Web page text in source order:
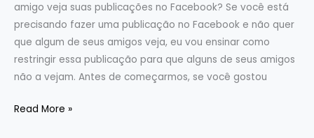
amigo veja suas publicações no Facebook? Se você está
precisando fazer uma publicação no Facebook e não quer
que algum de seus amigos veja, eu vou ensinar como
restringir essa publicação para que alguns de seus amigos
não a vejam. Antes de começarmos, se você gostou
Read More »